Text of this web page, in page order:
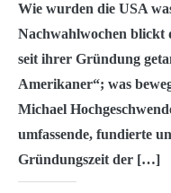
Wie wurden die USA
Nachwahlwochen blickt
seit ihrer Gründung
Amerikaner“; was
Michael
umfassende, fundierte
Gründungszeit der […]